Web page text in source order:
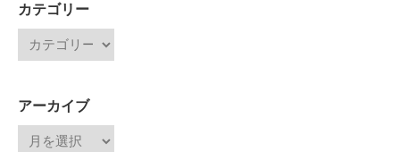
カテゴリー
アーカイブ